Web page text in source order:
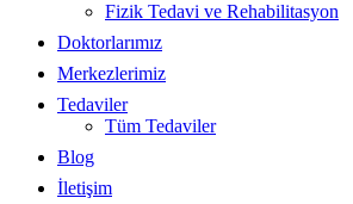
Fizik Tedavi ve Rehabilitasyon
Doktorlarımız
Merkezlerimiz
Tedaviler
Tüm Tedaviler
Blog
İletişim